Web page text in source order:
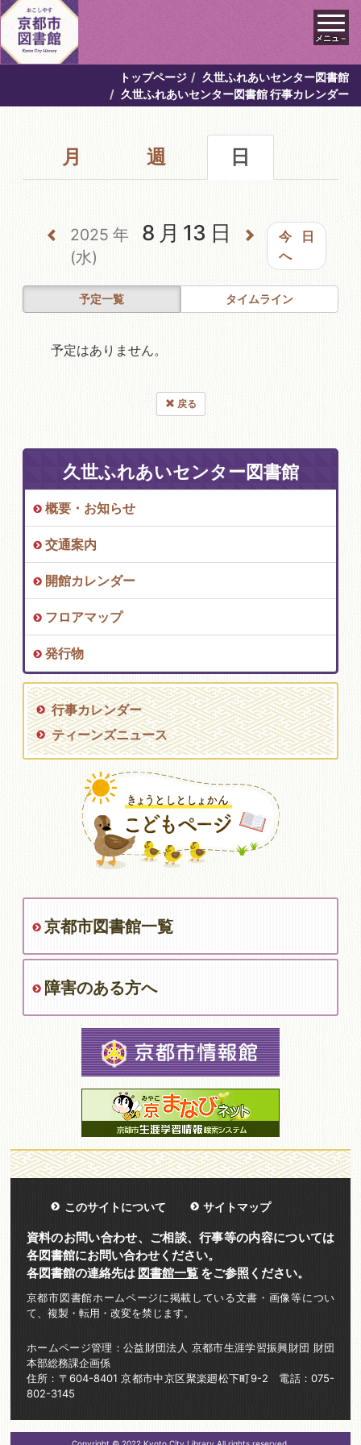
メニュ－
トップページ
久世ふれあいセンター図書館
久世ふれあいセンター図書館 行事カレンダー
月 週 日
2025年 8月13日
(水)
今日
へ
予定一覧 タイムライン
予定はありません。
戻る
久世ふれあいセンター図書館
概要・お知らせ
交通案内
開館カレンダー
フロアマップ
発行物
行事カレンダー
ティーンズニュース
京都市図書館一覧
障害のある方へ
このサイトについて サイトマップ
資料のお問い合わせ、ご相談、行事等の内容については
各図書館にお問い合わせください。
各図書館の連絡先は 図書館一覧をご参照ください。
京都市図書館ホームページに掲載している文書・画像等につい
て、複製・転用・改変を禁じます。
ホームページ管理：公益財団法人 京都市生涯学習振興財団 財団
本部総務課企画係
住所：〒604-8401 京都市中京区聚楽廻松下町9-2 電話：075-
802-3145